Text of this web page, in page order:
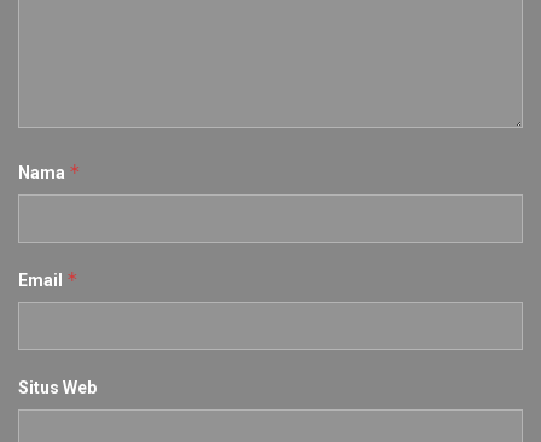
Nama *
Email *
Situs Web